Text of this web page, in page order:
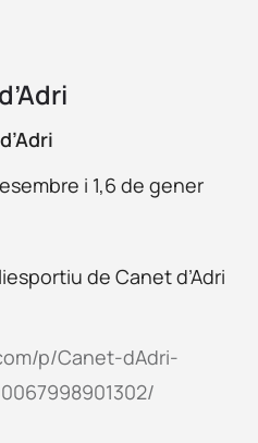
i 1,6 de gener
de Canet d’Adri
p/Canet-dAdri-